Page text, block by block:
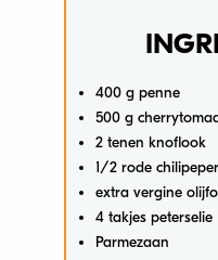
400 g penne
500 g
2 tenen knoflook
1/2 rode chilipeper
extra vergine
4 takjes peterselie
Parmezaan